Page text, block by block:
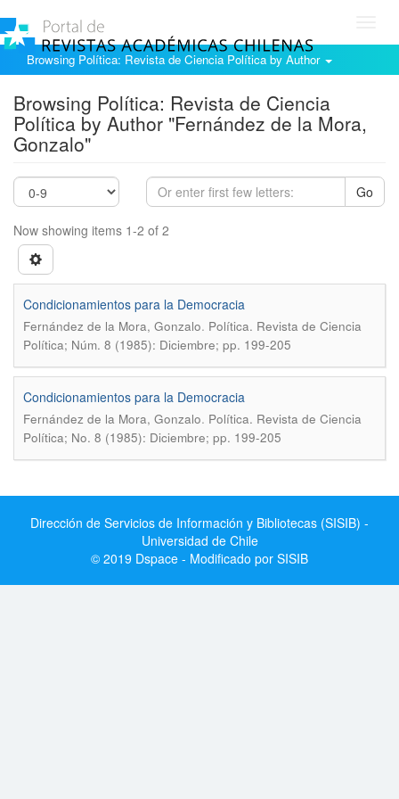
Browsing Política: Revista de Ciencia Política by Author
Browsing Política: Revista de Ciencia
Política by Author "Fernández de la Mora,
Gonzalo"
Go
Now showing items 1-2 of 2
Condicionamientos para la Democracia
Fernández de la Mora, Gonzalo. Política. Revista de Ciencia
Política; Núm. 8 (1985): Diciembre; pp. 199-205
Condicionamientos para la Democracia
Fernández de la Mora, Gonzalo. Política. Revista de Ciencia
Política; No. 8 (1985): Diciembre; pp. 199-205
Dirección de Servicios de Información y Bibliotecas (SISIB) -
Universidad de Chile
© 2019 Dspace - Modificado por SISIB